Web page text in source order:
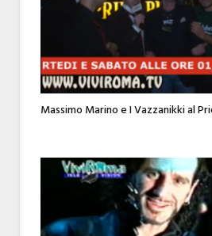
Massimo Marino e I Vazzanikki al